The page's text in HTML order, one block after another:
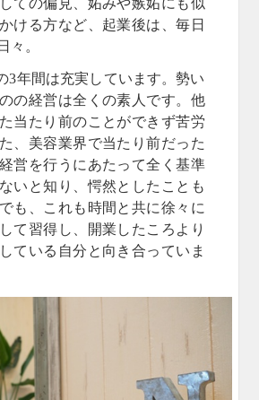
ての偏見、妬みや嫉妬にも似
ける方など、起業後は、毎日
々。
3年間は充実しています。勢い
の経営は全くの素人です。他
当たり前のことができず苦労
、美容業界で当たり前だった
営を行うにあたって全く基準
いと知り、愕然としたことも
も、これも時間と共に徐々に
て習得し、開業したころより
ている自分と向き合っていま